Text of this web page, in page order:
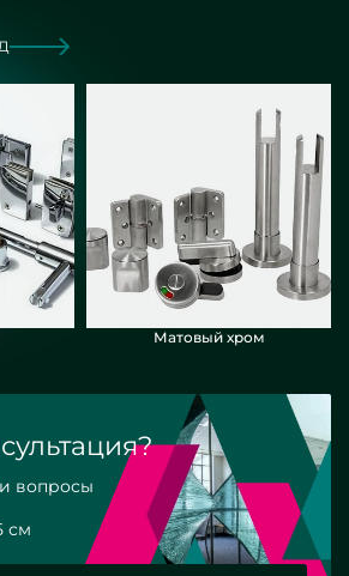
Матовый хром
вопросы
см